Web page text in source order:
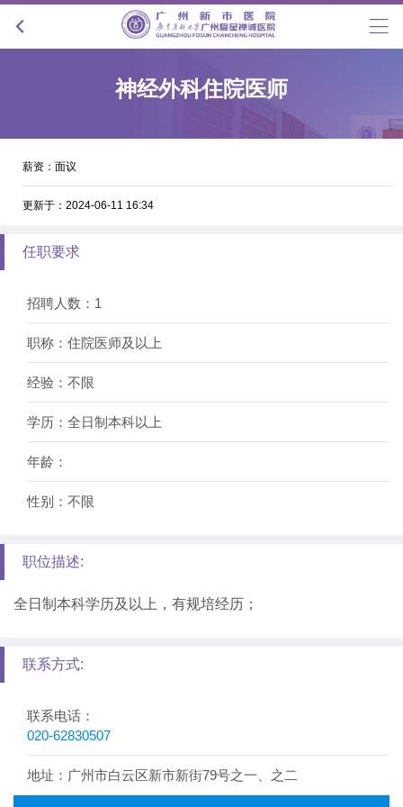
神经外科住院医师
薪资：面议
更新于：2024-06-11 16:34
任职要求
招聘人数：1
职称：住院医师及以上
经验：不限
学历：全日制本科以上
年龄：
性别：不限
职位描述:
全日制本科学历及以上，有规培经历；
联系方式:
联系电话：
020-62830507
地址：广州市白云区新市新街79号之一、之二